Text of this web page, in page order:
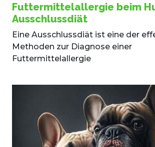
Futtermittelallergie beim
Ausschlussdiät
Eine Ausschlussdiät ist eine der
Methoden zur Diagnose einer
Futtermittelallergie